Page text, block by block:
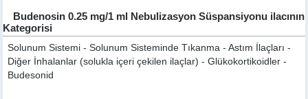
Budenosin 0.25 mg/1 ml Nebulizasyon Süspansiyonu ilacının
Kategorisi
Solunum Sistemi - Solunum Sisteminde Tıkanma - Astım İlaçları -
Diğer İnhalanlar (solukla içeri çekilen ilaçlar) - Glükokortikoidler -
Budesonid